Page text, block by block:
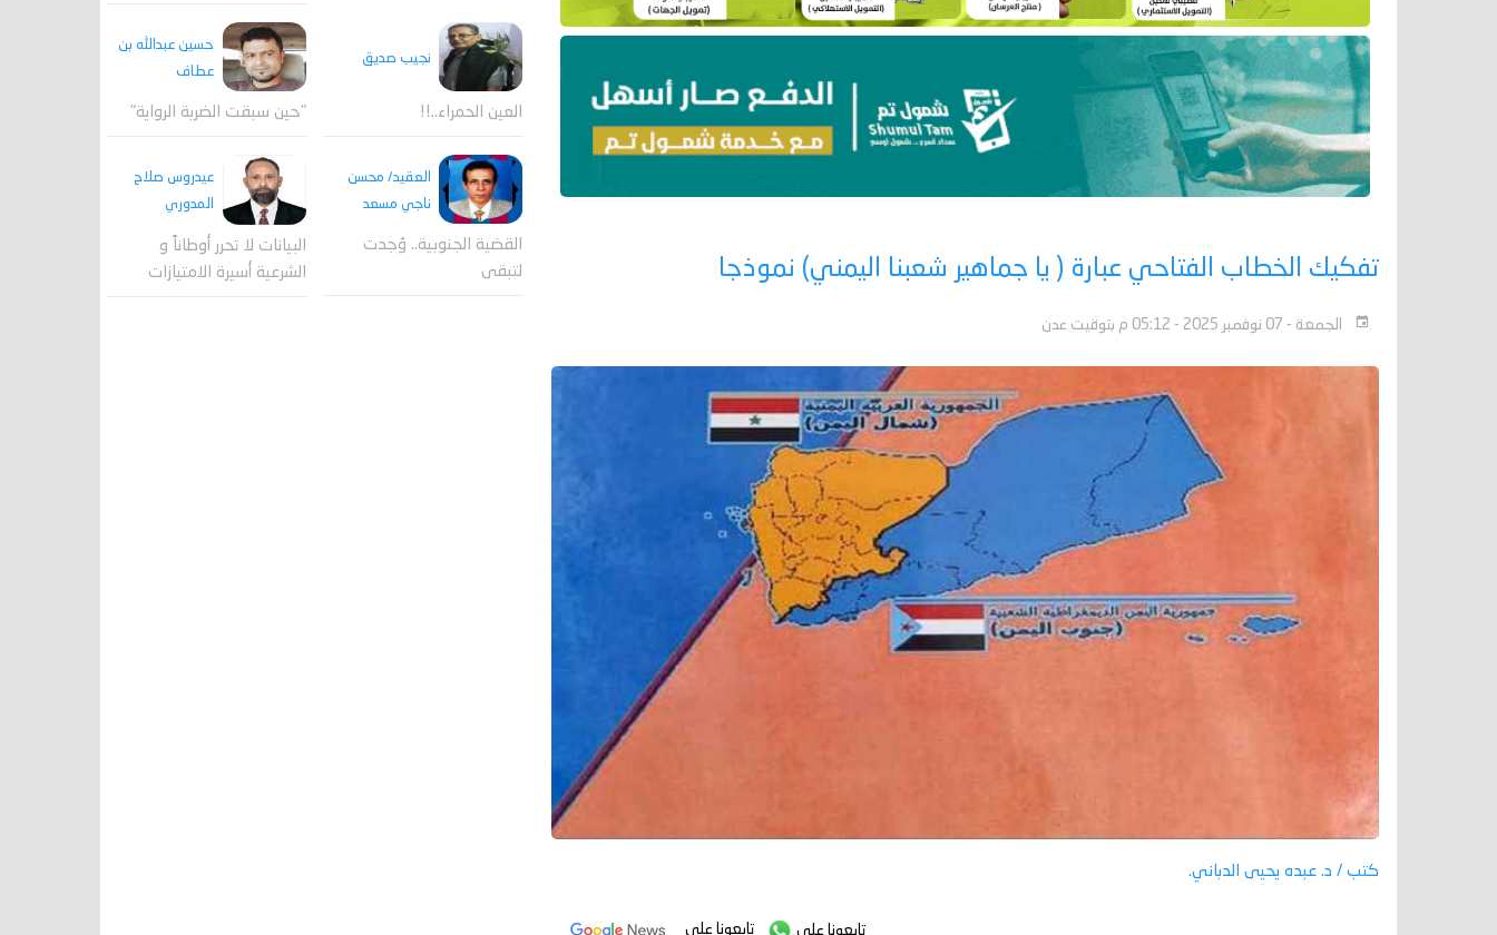
تفكيك الخطاب الفتاحي عبارة ( يا جماهير شعبنا اليمني) نموذجا
الجمعة - 07 نوفمبر 2025 - 05:12 م بتوقيت عدن
كتب / د. عبده يحيى الدباني.
تابعونا على تابعونا على
نجيب صديق
العين الحمراء..!!
حسين عبدالله بن
عطاف
"حين سبقت الضربة الرواية"
العقيد/ محسن
ناجي مسعد
القضية الجنوبية.. وُجدت
لتبقى
عيدروس صلاح
المدوري
البيانات لا تحرر أوطاناً و
الشرعية أسيرة الامتيازات